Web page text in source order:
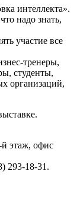
интеллекта».
надо знать,
участие все
тренеры,
студенты,
организаций,
й этаж, офис
293-18-31.